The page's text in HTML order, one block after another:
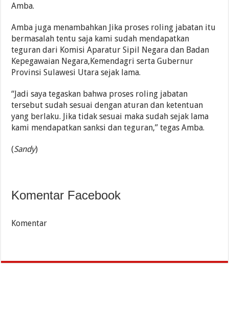
Amba.
Amba juga menambahkan Jika proses roling jabatan itu
bermasalah tentu saja kami sudah mendapatkan
teguran dari Komisi Aparatur Sipil Negara dan Badan
Kepegawaian Negara,Kemendagri serta Gubernur
Provinsi Sulawesi Utara sejak lama.
“Jadi saya tegaskan bahwa proses roling jabatan
tersebut sudah sesuai dengan aturan dan ketentuan
yang berlaku. Jika tidak sesuai maka sudah sejak lama
kami mendapatkan sanksi dan teguran,” tegas Amba.
(Sandy)
Komentar Facebook
Komentar